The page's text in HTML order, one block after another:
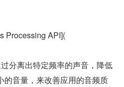
Processing API](
分离出特定频率的声音，降低
的音量，来改善应用的音频质